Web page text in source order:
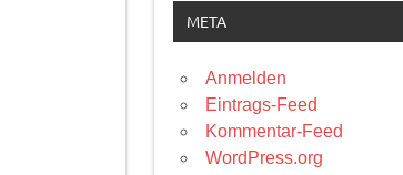
META
Anmelden
Eintrags-Feed
Kommentar-Feed
WordPress.org